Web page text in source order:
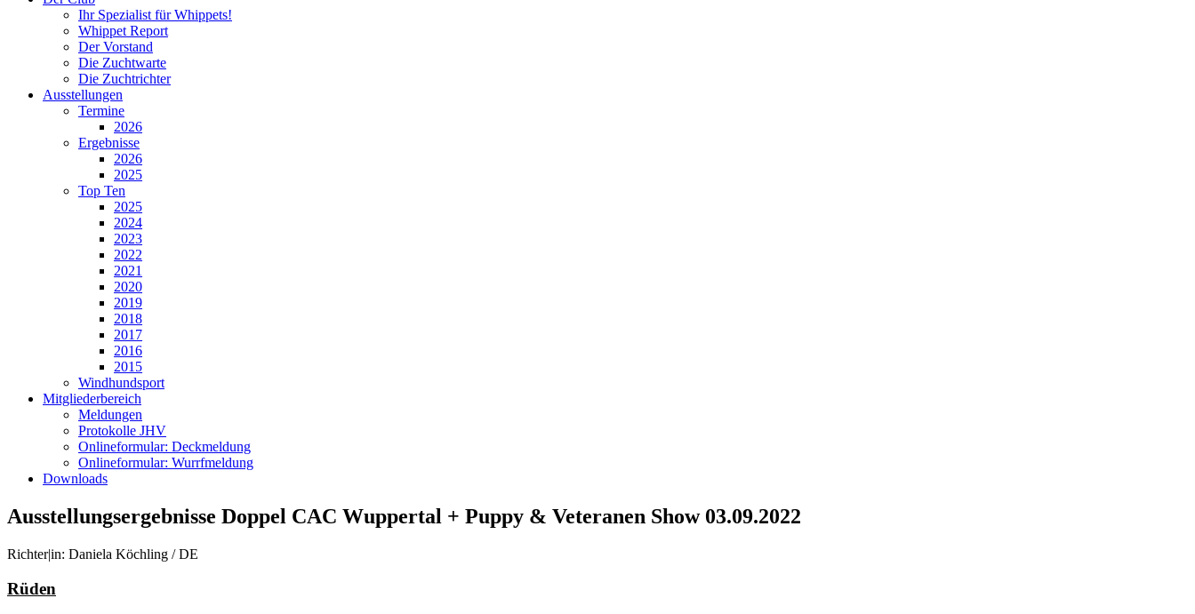
Ihr Spezialist für Whippets!
Whippet Report
Der Vorstand
Die Zuchtwarte
Die Zuchtrichter
Ausstellungen
Termine
2026
Ergebnisse
2026
2025
Top Ten
2025
2024
2023
2022
2021
2020
2019
2018
2017
2016
2015
Windhundsport
Mitgliederbereich
Meldungen
Protokolle JHV
Onlineformular: Deckmeldung
Onlineformular: Wurrfmeldung
Downloads
Ausstellungsergebnisse Doppel CAC Wuppertal + Puppy & Veteranen Show 03.09.2022
Richter|in: Daniela Köchling / DE
Rüden